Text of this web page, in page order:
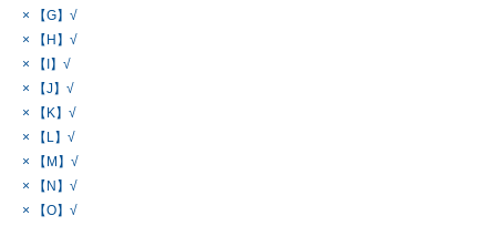
× 【G】√
× 【H】√
× 【I】√
× 【J】√
× 【K】√
× 【L】√
× 【M】√
× 【N】√
× 【O】√